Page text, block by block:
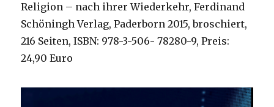
Religion – nach ihrer Wiederkehr, Ferdinand
Schöningh Verlag, Paderborn 2015, broschiert,
216 Seiten, ISBN: 978-3-506- 78280-9, Preis:
24,90 Euro